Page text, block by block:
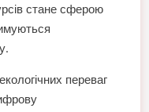
стане сферою
переваг